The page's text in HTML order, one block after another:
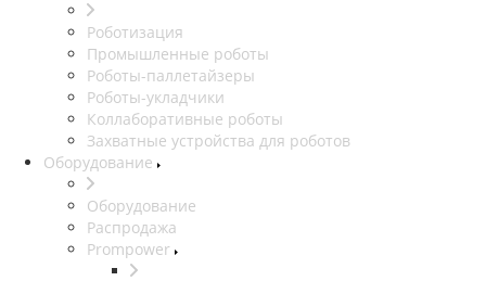
Роботизация
Промышленные роботы
Роботы-паллетайзеры
Роботы-укладчики
Коллаборативные роботы
Захватные устройства для роботов
Оборудование
Оборудование
Распродажа
Prompower